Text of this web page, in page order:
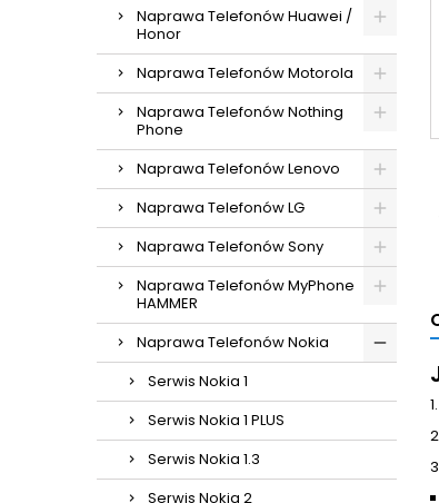
Naprawa Telefonów Huawei /
Honor
Naprawa Telefonów Motorola
Naprawa Telefonów Nothing
Phone
Naprawa Telefonów Lenovo
Naprawa Telefonów LG
Naprawa Telefonów Sony
Naprawa Telefonów MyPhone
HAMMER
Naprawa Telefonów Nokia
Serwis Nokia 1
Serwis Nokia 1 PLUS
Serwis Nokia 1.3
Serwis Nokia 2